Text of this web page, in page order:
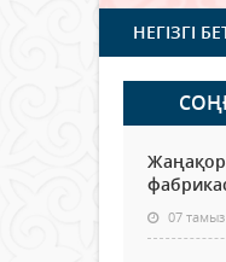
НЕГІЗГІ
07